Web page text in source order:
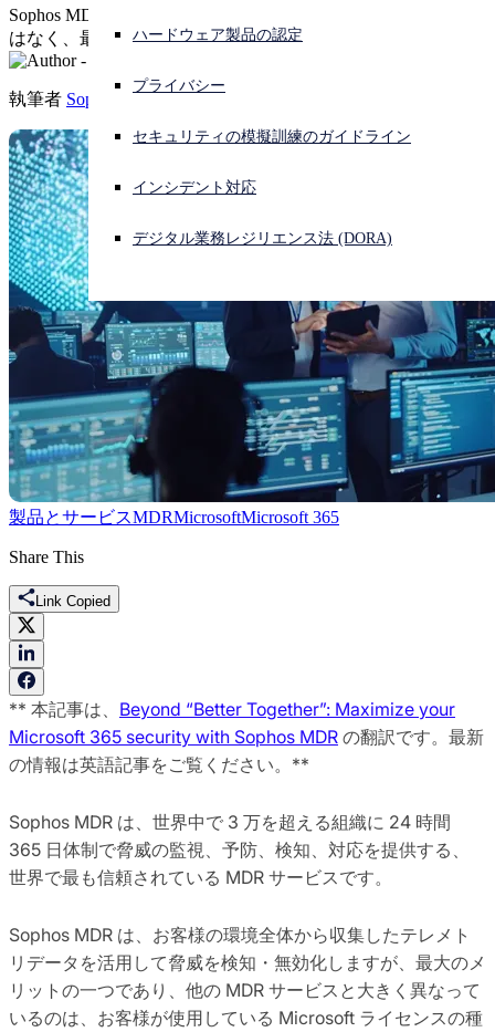
サイバー攻撃を受けている場合、連絡先はこちら
サインイン
Open search
日本語 Open language switcher
ハードウェア製品の認定
プライバシー
セキュリティの模擬訓練のガイドライン
インシデント対応
デジタル業務レジリエンス法 (DORA)
Sophos MDR と Microsoft 365 は、単に「良い」組み合わせで
はなく、最高の効果を発揮します。
執筆者 Sophos
製品とサービスMDRMicrosoftMicrosoft 365
Share This
Link Copied
** 本記事は、 Beyond “Better Together”: Maximize your
Microsoft 365 security with Sophos MDR の翻訳です。最新
の情報は英語記事をご覧ください。**
Sophos MDR は、世界中で 3 万を超える組織に 24 時間
365 日体制で脅威の監視、予防、検知、対応を提供する、
世界で最も信頼されている MDR サービスです。
Sophos MDR は、お客様の環境全体から収集したテレメト
リデータを活用して脅威を検知・無効化しますが、最大のメ
リットの一つであり、他の MDR サービスと大きく異なって
いるのは、お客様が使用している Microsoft ライセンスの種